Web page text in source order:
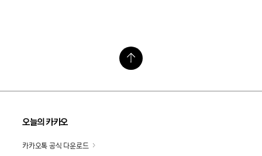
오늘의 카카오
카카오톡 공식 다운로드